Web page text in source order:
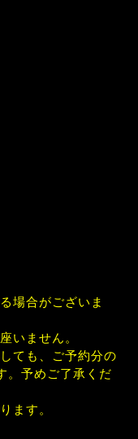
場合がございま
いません。
ても、ご予約分の
。予めご了承くだ
ます。